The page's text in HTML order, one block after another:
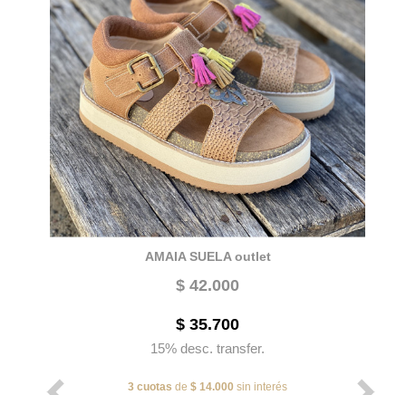
AMAIA SUELA outlet
$ 42.000
$ 35.700
15% desc. transfer.
3 cuotas de $ 14.000 sin interés